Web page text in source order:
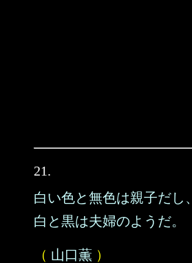
21.
白い色と無色は親子だし、
白と黒は夫婦のようだ。
（ 山口薫 ）